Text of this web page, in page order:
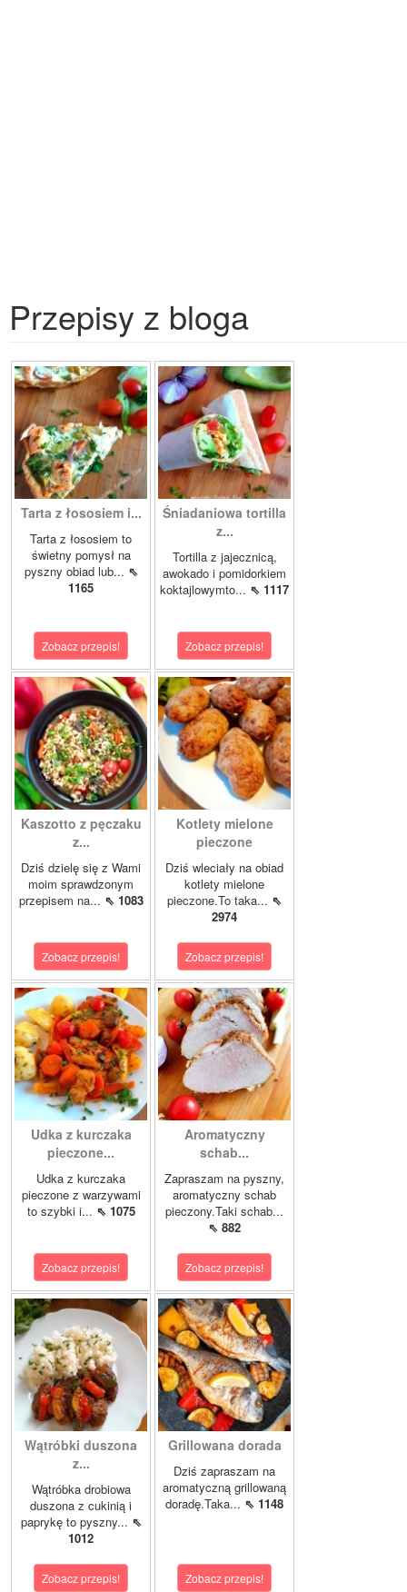
Przepisy z bloga
Tarta z łososiem i...
Tarta z łososiem to
świetny pomysł na
pyszny obiad lub... ⇖
1165
Zobacz przepis!
Śniadaniowa tortilla
z...
Tortilla z jajecznicą,
awokado i pomidorkiem
koktajlowymto... ⇖ 1117
Zobacz przepis!
Kaszotto z pęczaku
z...
Dziś dzielę się z Wami
moim sprawdzonym
przepisem na... ⇖ 1083
Zobacz przepis!
Kotlety mielone
pieczone
Dziś wleciały na obiad
kotlety mielone
pieczone.To taka... ⇖
2974
Zobacz przepis!
Udka z kurczaka
pieczone...
Udka z kurczaka
pieczone z warzywami
to szybki i... ⇖ 1075
Zobacz przepis!
Aromatyczny
schab...
Zapraszam na pyszny,
aromatyczny schab
pieczony.Taki schab...
⇖ 882
Zobacz przepis!
Wątróbki duszona
z...
Wątróbka drobiowa
duszona z cukinią i
paprykę to pyszny... ⇖
1012
Zobacz przepis!
Grillowana dorada
Dziś zapraszam na
aromatyczną grillowaną
doradę.Taka... ⇖ 1148
Zobacz przepis!